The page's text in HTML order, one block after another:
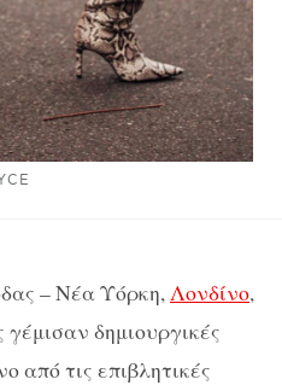
– Νέα Υόρκη, Λονδίνο,
γέμισαν δημιουργικές
από τις επιβλητικές